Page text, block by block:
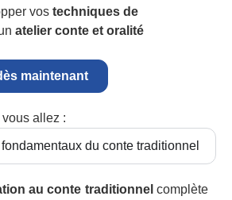
vos techniques de
atelier conte et oralité
maintenant
allez :
du conte traditionnel
au conte traditionnel complète